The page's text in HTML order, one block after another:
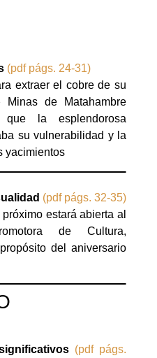
(pdf págs. 24-31)
extraer el cobre de su
de Matahambre
la esplendorosa
su vulnerabilidad y la
yacimientos
(pdf págs. 32-35)
estará abierta al
de Cultura,
del aniversario
(pdf págs.